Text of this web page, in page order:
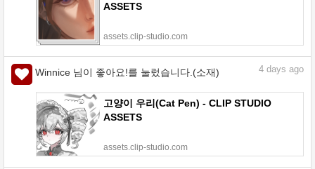
ASSETS
assets.clip-studio.com
Winnice 님이 좋아요!를 눌렀습니다.(소재) 4 days ago
고양이 우리(Cat Pen) - CLIP STUDIO
ASSETS
assets.clip-studio.com